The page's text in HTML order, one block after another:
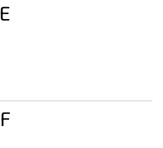
E
F